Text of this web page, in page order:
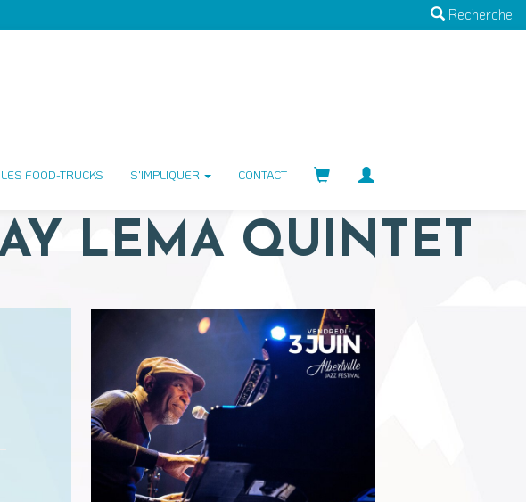
Recherche
LES FOOD-TRUCKS S'IMPLIQUER CONTACT
LEMA QUINTET